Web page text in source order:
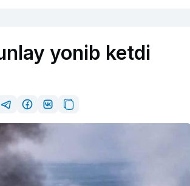
yonib ketdi